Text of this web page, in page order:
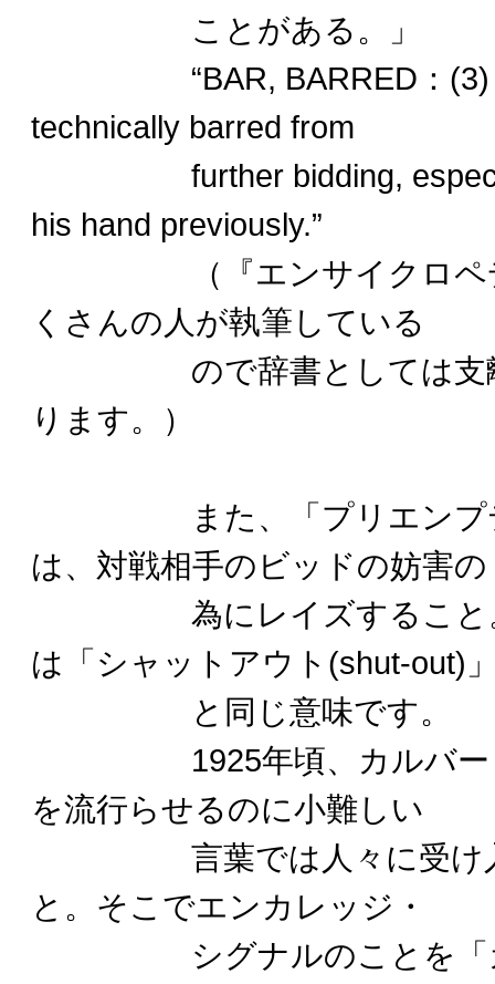
ことがある。」
“BAR, BARRED：(3) A
technically barred from
further bidding,
his hand previously.”
（『エンサイクロペデ
くさんの人が執筆している
ので辞書としては支離
ります。）
また、「プリエンプテ
は、対戦相手のビッドの妨害の
為にレイズすること。
は「シャットアウト(shut-out)
と同じ意味です。
1925年頃、カルバート
を流行らせるのに小難しい
言葉では人々に受け入
と。そこでエンカレッジ・
シグナルのことを「カ